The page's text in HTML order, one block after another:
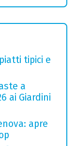
tipici e
a
ai Giardini
apre